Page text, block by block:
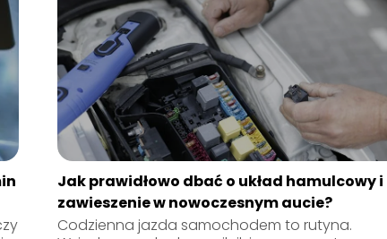
Jak prawidłowo dbać o układ hamulcowy i
zawieszenie w nowoczesnym aucie?
Codzienna jazda samochodem to rutyna.